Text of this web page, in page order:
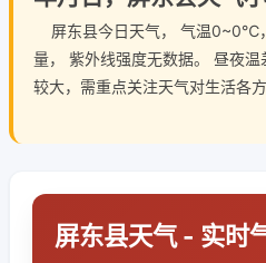
屏东县今日天气， 气温0~0℃
量， 紫外线强度无数据。 昼夜
较大，需重点关注天气对生活各方
屏东县天气 - 实时